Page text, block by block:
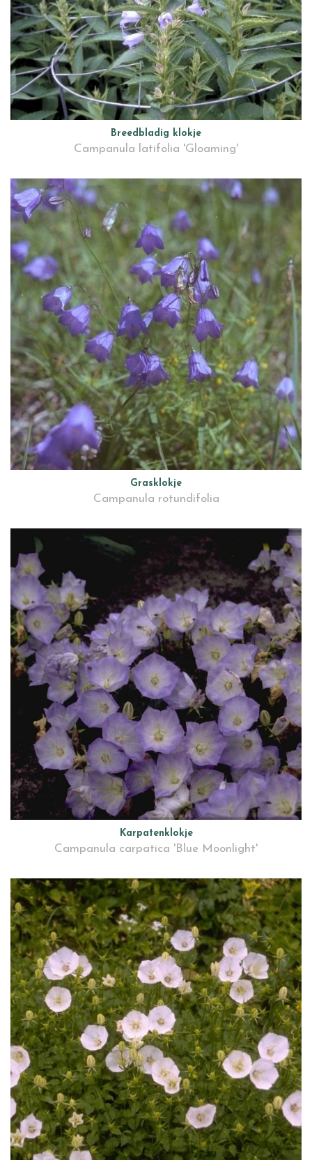
Breedbladig klokje
Campanula latifolia 'Gloaming'
Grasklokje
Campanula rotundifolia
Karpatenklokje
Campanula carpatica 'Blue Moonlight'